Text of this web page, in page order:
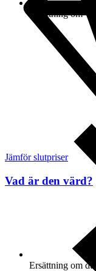
Ersättning om
Ersättning om
Jämför slutpriser
Vad är den värd?